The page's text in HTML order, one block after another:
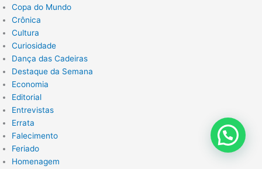
Copa do Mundo
Crônica
Cultura
Curiosidade
Dança das Cadeiras
Destaque da Semana
Economia
Editorial
Entrevistas
Errata
Falecimento
Feriado
Homenagem